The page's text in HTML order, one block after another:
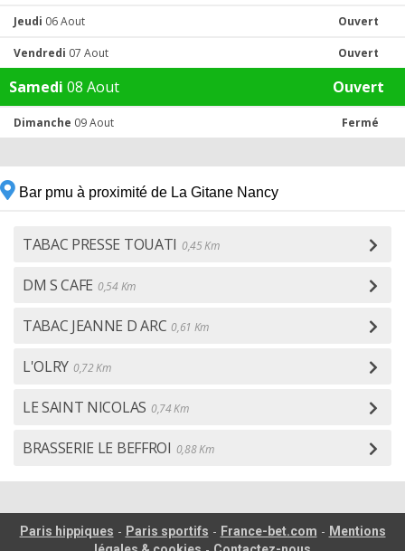
Jeudi 06 Aout Ouvert
Vendredi 07 Aout Ouvert
Samedi 08 Aout Ouvert
Dimanche 09 Aout Fermé
Bar pmu à proximité de La Gitane Nancy
TABAC PRESSE TOUATI 0,45 Km
DM S CAFE 0,54 Km
TABAC JEANNE D ARC 0,61 Km
L'OLRY 0,72 Km
LE SAINT NICOLAS 0,74 Km
BRASSERIE LE BEFFROI 0,88 Km
Paris hippiques - Paris sportifs - France-bet.com - Mentions